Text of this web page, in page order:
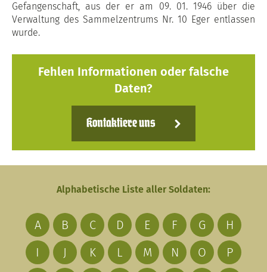
Gefangenschaft, aus der er am 09. 01. 1946 über die
Verwaltung des Sammelzentrums Nr. 10 Eger entlassen
wurde.
Fehlen Informationen oder falsche
Daten?
Kontaktiere uns
Alphabetische Liste aller Soldaten:
A B C D E F G
H
I
J K L M N O
P